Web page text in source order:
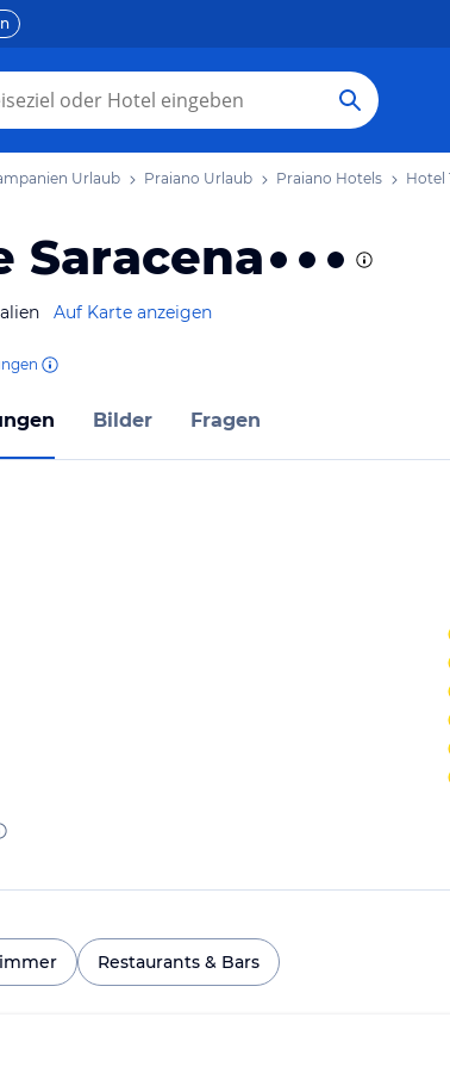
Urlaub Praiano Urlaub Praiano Hotels Hotel
Saracena
Auf Karte anzeigen
Bilder Fragen
Restaurants & Bars